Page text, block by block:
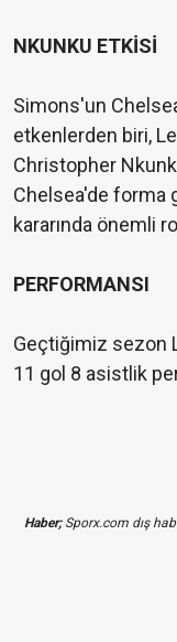
NKUNKU ETKİSİ
Simons'un
etkenlerden biri,
Christopher
Chelsea'de forma
kararında önemli
PERFORMANSI
Geçtiğimiz sezon
11 gol 8 asistlik
Haber;Sporx.com dış